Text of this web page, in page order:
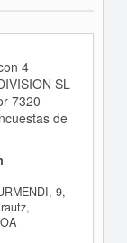
4
SL
7320 -
de
9,